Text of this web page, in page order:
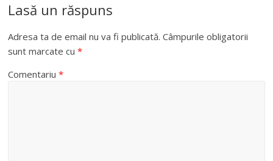
Lasă un răspuns
Adresa ta de email nu va fi publicată. Câmpurile obligatorii
sunt marcate cu*
Comentariu*